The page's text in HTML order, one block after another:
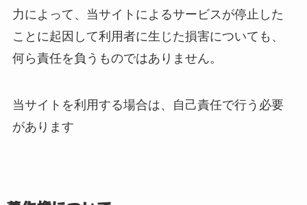
力によって、当サイトによるサービスが停止した
ことに起因して利用者に生じた損害についても、
何ら責任を負うものではありません。
当サイトを利用する場合は、自己責任で行う必要
があります